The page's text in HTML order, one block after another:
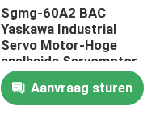
Sgmg-60A2 BAC
Yaskawa Industrial
Servo Motor-Hoge
snelheids Servomotor
6000W
Aanvraag sturen